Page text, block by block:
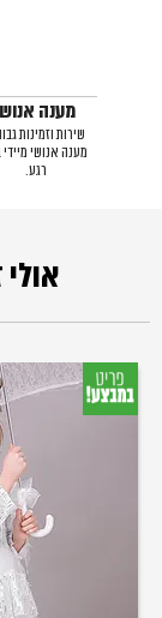
מענה
שירות וזמינות
מענה אנושי
רגע.